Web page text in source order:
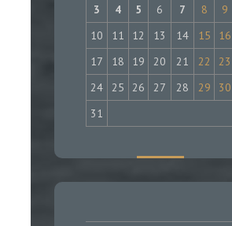
3
4 5 6 7 8
9
10
11 12 13 14 15
16
17
18 19 20 21 22
23
24
25 26 27 28 29
30
31